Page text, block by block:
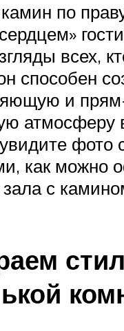
по
всех,
способен
и
атмосферу
фото
как можно
с